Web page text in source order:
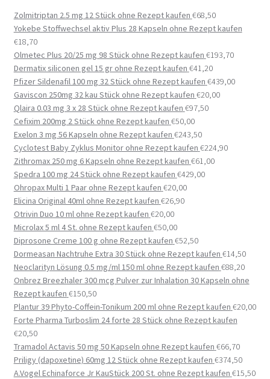
Zolmitriptan 2.5 mg 12 Stück ohne Rezept kaufen €68,50
Yokebe Stoffwechsel aktiv Plus 28 Kapseln ohne Rezept kaufen
€18,70
Olmetec Plus 20/25 mg 98 Stück ohne Rezept kaufen €193,70
Dermatix siliconen gel 15 gr ohne Rezept kaufen €41,20
Pfizer Sildenafil 100 mg 32 Stück ohne Rezept kaufen €439,00
Gaviscon 250mg 32 kau Stück ohne Rezept kaufen €20,00
Qlaira 0.03 mg 3 x 28 Stück ohne Rezept kaufen €97,50
Cefixim 200mg 2 Stück ohne Rezept kaufen €50,00
Exelon 3 mg 56 Kapseln ohne Rezept kaufen €243,50
Cyclotest Baby Zyklus Monitor ohne Rezept kaufen €224,90
Zithromax 250 mg 6 Kapseln ohne Rezept kaufen €61,00
Spedra 100 mg 24 Stück ohne Rezept kaufen €429,00
Ohropax Multi 1 Paar ohne Rezept kaufen €20,00
Elicina Original 40ml ohne Rezept kaufen €26,90
Otrivin Duo 10 ml ohne Rezept kaufen €20,00
Microlax 5 ml 4 St. ohne Rezept kaufen €50,00
Diprosone Creme 100 g ohne Rezept kaufen €52,50
Dormeasan Nachtruhe Extra 30 Stück ohne Rezept kaufen €14,50
Neoclarityn Lösung 0.5 mg/ml 150 ml ohne Rezept kaufen €88,20
Onbrez Breezhaler 300 mcg Pulver zur Inhalation 30 Kapseln ohne
Rezept kaufen €150,50
Plantur 39 Phyto-Coffein-Tonikum 200 ml ohne Rezept kaufen €20,00
Forte Pharma Turboslim 24 forte 28 Stück ohne Rezept kaufen
€20,50
Tramadol Actavis 50 mg 50 Kapseln ohne Rezept kaufen €66,70
Priligy (dapoxetine) 60mg 12 Stück ohne Rezept kaufen €374,50
A.Vogel Echinaforce Jr KauStück 200 St. ohne Rezept kaufen €15,50